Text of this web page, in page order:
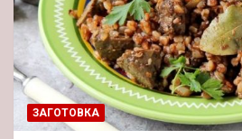
ЗАГОТОВКА